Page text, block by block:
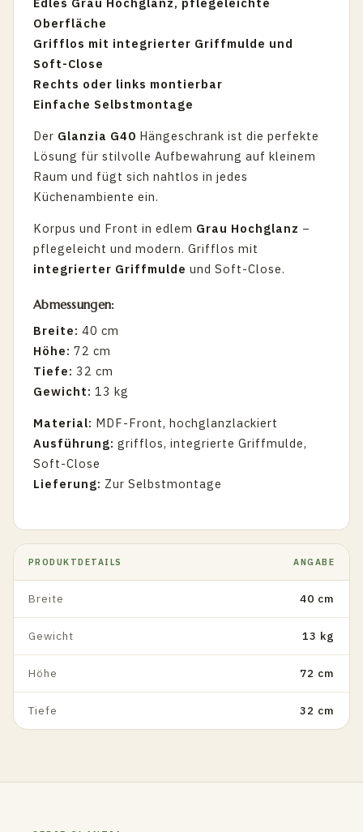
Oberfläche
Grifflos mit integrierter Griffmulde und
Soft-Close
Rechts oder links montierbar
Einfache Selbstmontage
Der Glanzia G40 Hängeschrank ist die perfekte
Lösung für stilvolle Aufbewahrung auf kleinem
Raum und fügt sich nahtlos in jedes
Küchenambiente ein.
Korpus und Front in edlem Grau Hochglanz –
pflegeleicht und modern. Grifflos mit
integrierter Griffmulde und Soft-Close.
Abmessungen:
Breite: 40 cm
Höhe: 72 cm
Tiefe: 32 cm
Gewicht: 13 kg
Material: MDF-Front, hochglanzlackiert
Ausführung: grifflos, integrierte Griffmulde,
Soft-Close
Lieferung: Zur Selbstmontage
PRODUKTDETAILS ANGABE
Breite 40 cm
Gewicht 13 kg
Höhe 72 cm
Tiefe 32 cm